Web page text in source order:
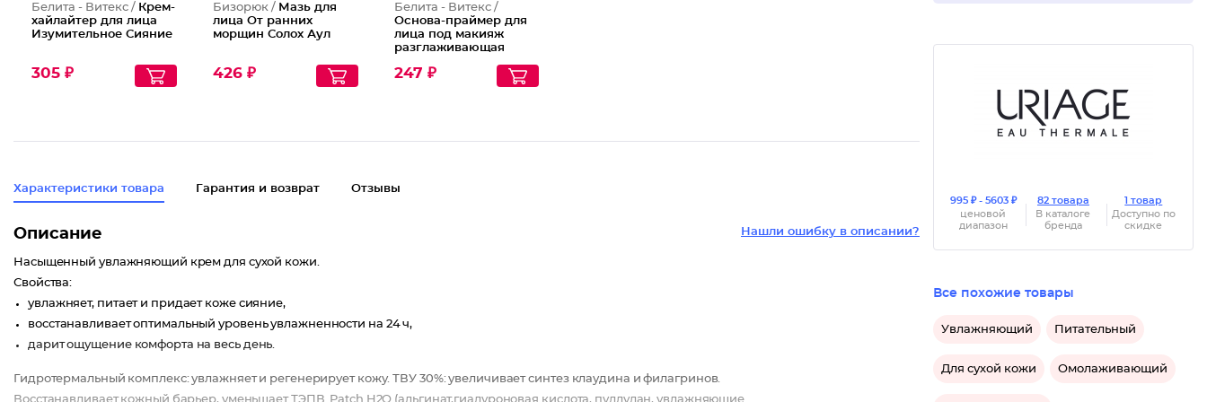
Белита - Витекс / Крем-
хайлайтер для лица
Изумительное Сияние
305 ₽
Бизорюк / Мазь для
лица От ранних
морщин Солох Аул
426 ₽
Белита - Витекс /
Основа-праймер для
лица под макияж
разглаживающая
247 ₽
Характеристики товара Гарантия и возврат Отзывы
Нашли ошибку в описании?
Описание
Насыщенный увлажняющий крем для сухой кожи.
Свойства:
увлажняет, питает и придает коже сияние,
восстанавливает оптимальный уровень увлажненности на 24 ч,
дарит ощущение комфорта на весь день.
Гидротермальный комплекс: увлажняет и регенерирует кожу. ТВУ 30%: увеличивает синтез клаудина и филагринов.
995 ₽ - 5603 ₽
ценовой
диапазон
82 товара
В каталоге
бренда
1 товар
Доступно по
скидке
Все похожие товары
Увлажняющий Питательный
Для сухой кожи Омолаживающий